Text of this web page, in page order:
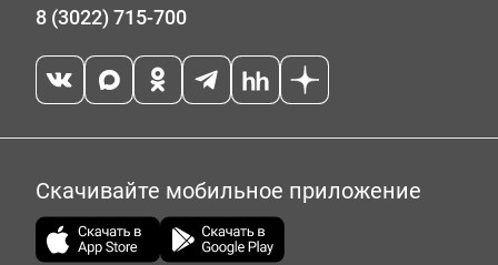
8 (3022) 715-700
Скачивайте мобильное приложение